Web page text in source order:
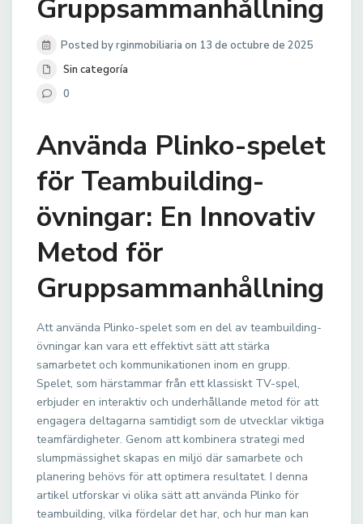
Gruppsammanhållning
Posted by rginmobiliaria on 13 de octubre de 2025
Sin categoría
0
Använda Plinko-spelet
för Teambuilding-
övningar: En Innovativ
Metod för
Gruppsammanhållning
Att använda Plinko-spelet som en del av teambuilding-
övningar kan vara ett effektivt sätt att stärka
samarbetet och kommunikationen inom en grupp.
Spelet, som härstammar från ett klassiskt TV-spel,
erbjuder en interaktiv och underhållande metod för att
engagera deltagarna samtidigt som de utvecklar viktiga
teamfärdigheter. Genom att kombinera strategi med
slumpmässighet skapas en miljö där samarbete och
planering behövs för att optimera resultatet. I denna
artikel utforskar vi olika sätt att använda Plinko för
teambuilding, vilka fördelar det har, och hur man kan